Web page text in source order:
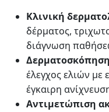
Κλινική
δέρματος,
διάγνωση
έλεγχος ελιών με
έγκαιρη
Αντιμετώπιση